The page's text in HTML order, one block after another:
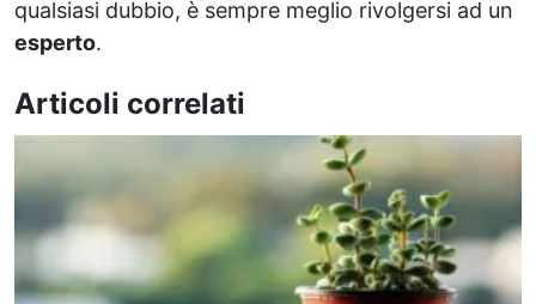
qualsiasi dubbio, è sempre meglio rivolgersi ad un
esperto.
Articoli correlati